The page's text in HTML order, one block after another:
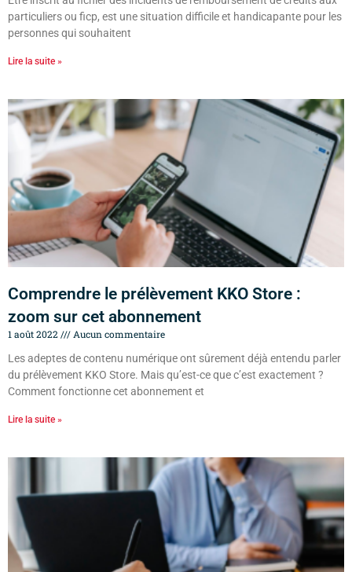
particuliers ou ficp, est une situation difficile et handicapante pour les
personnes qui souhaitent
Lire la suite »
Comprendre le prélèvement KKO Store :
zoom sur cet abonnement
1 août 2022
Aucun commentaire
Les adeptes de contenu numérique ont sûrement déjà entendu parler
du prélèvement KKO Store. Mais qu’est-ce que c’est exactement ?
Comment fonctionne cet abonnement et
Lire la suite »